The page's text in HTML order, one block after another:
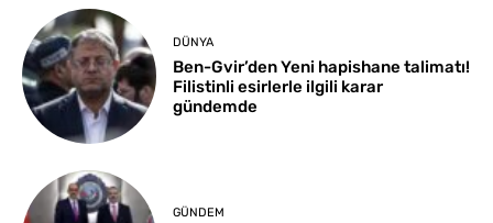
DÜNYA
Ben-Gvir’den Yeni hapishane talimatı!
Filistinli esirlerle ilgili karar
gündemde
GÜNDEM